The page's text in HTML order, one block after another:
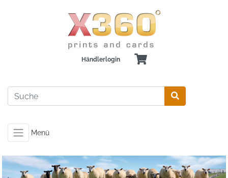
Händlerlogin
Menü